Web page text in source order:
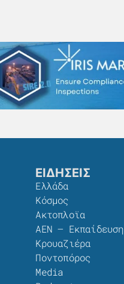
ΕΙΔΗΣΕΙΣ
Ελλάδα
Κόσμος
Ακτοπλοϊα
ΑΕΝ – Εκπαίδευση
Κρουαζιέρα
Ποντοπόρος
Media